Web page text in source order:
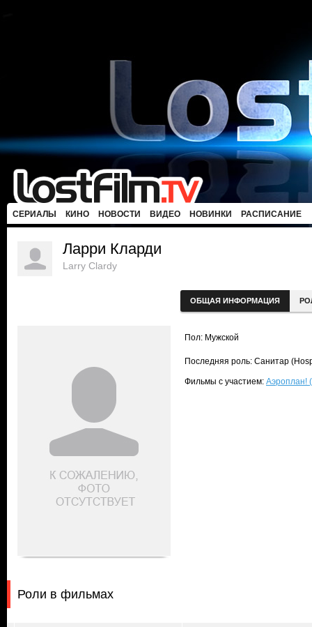
СЕРИАЛЫ КИНО НОВОСТИ ВИДЕО НОВИНКИ РАСПИСАНИЕ
Ларри Кларди
Larry Clardy
ОБЩАЯ ИНФОРМАЦИЯ
Пол: Мужской
Последняя роль: Санитар
Фильмы с участием: Аэроплан!
Роли в фильмах